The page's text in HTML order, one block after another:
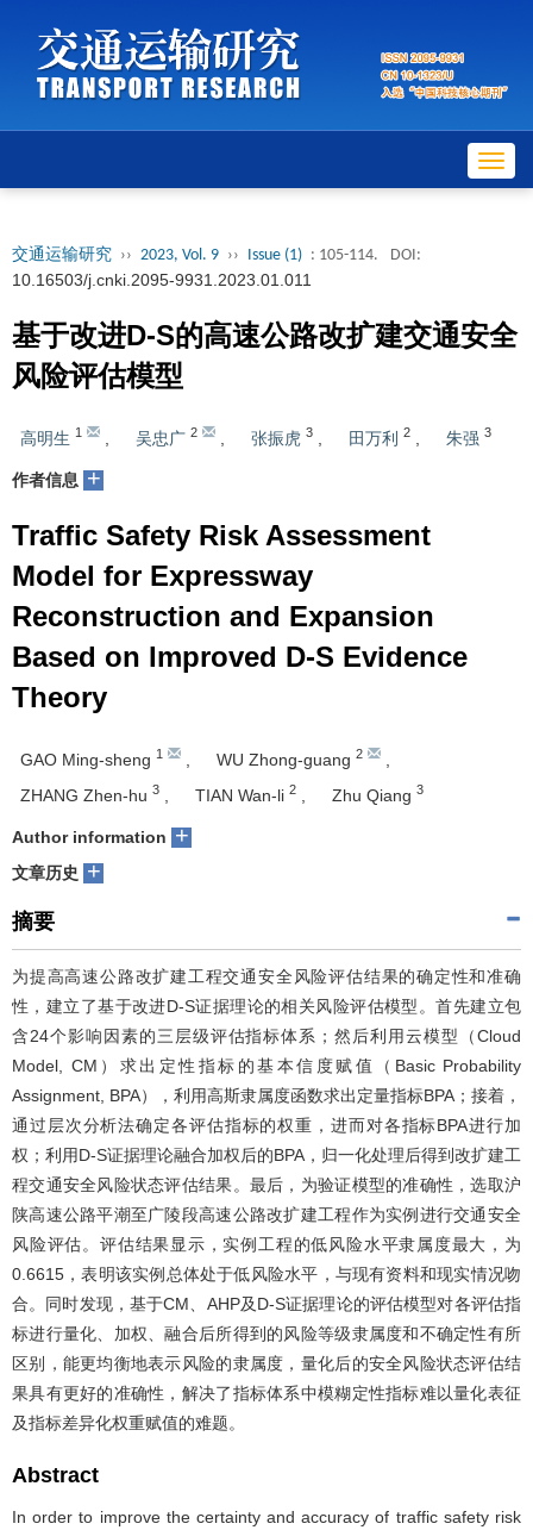
交通运输研究 ›› 2023, Vol. 9 ›› Issue (1) : 105-114. DOI:
10.16503/j.cnki.2095-9931.2023.01.011
基于改进D-S的高速公路改扩建交通安全
风险评估模型
高明生 1 吴忠广 2 张振虎 3 田万利 2 朱强 3
作者信息 +
Traffic Safety Risk Assessment
Model for Expressway
Reconstruction and Expansion
Based on Improved D-S Evidence
Theory
GAO Ming-sheng 1 WU Zhong-guang 2
ZHANG Zhen-hu 3 TIAN Wan-li 2 Zhu Qiang 3
Author information +
文章历史 +
摘要
为提高高速公路改扩建工程交通安全风险评估结果的确定性和准确
性，建立了基于改进D-S证据理论的相关风险评估模型。首先建立包
含24个影响因素的三层级评估指标体系；然后利用云模型（Cloud
Model, CM）求出定性指标的基本信度赋值（Basic Probability
Assignment, BPA），利用高斯隶属度函数求出定量指标BPA；接着，
通过层次分析法确定各评估指标的权重，进而对各指标BPA进行加
权；利用D-S证据理论融合加权后的BPA，归一化处理后得到改扩建工
程交通安全风险状态评估结果。最后，为验证模型的准确性，选取沪
陕高速公路平潮至广陵段高速公路改扩建工程作为实例进行交通安全
风险评估。评估结果显示，实例工程的低风险水平隶属度最大，为
0.6615，表明该实例总体处于低风险水平，与现有资料和现实情况吻
合。同时发现，基于CM、AHP及D-S证据理论的评估模型对各评估指
标进行量化、加权、融合后所得到的风险等级隶属度和不确定性有所
区别，能更均衡地表示风险的隶属度，量化后的安全风险状态评估结
果具有更好的准确性，解决了指标体系中模糊定性指标难以量化表征
及指标差异化权重赋值的难题。
Abstract
In order to improve the certainty and accuracy of traffic safety risk